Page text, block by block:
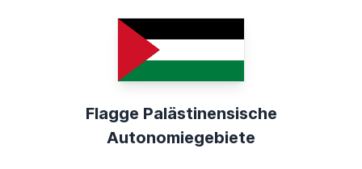
Flagge Palästinensische
Autonomiegebiete